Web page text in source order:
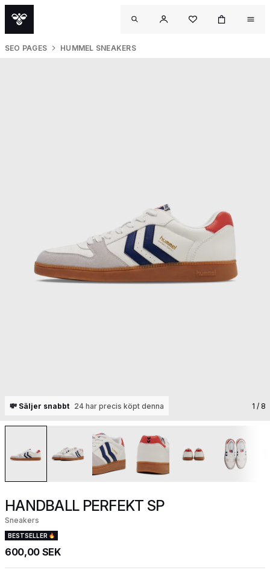
SEO PAGES HUMMEL SNEAKERS
💸 Säljer snabbt 24 har precis köpt denna 1 / 8
HANDBALL PERFEKT SP
Sneakers
BESTSELLER
600,00 SEK